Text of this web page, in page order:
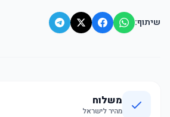
שיתוף:
משלוח
מהיר לישראל